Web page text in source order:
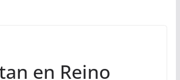
en Reino